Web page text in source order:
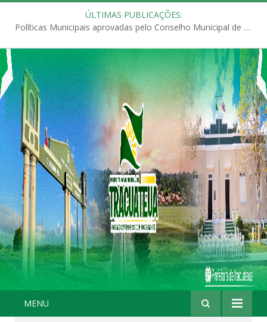
ÚLTIMAS PUBLICAÇÕES:
Políticas Municipais aprovadas pelo Conselho Municipal de Educação (CME)
MENU